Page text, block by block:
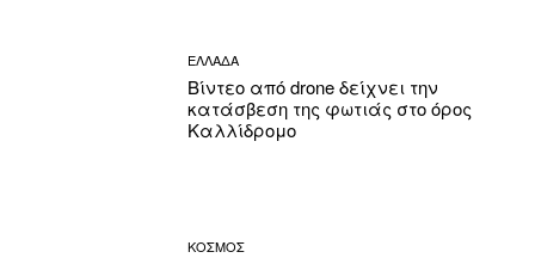
ΕΛΛΑΔΑ
Βίντεο από drone δείχνει την
κατάσβεση της φωτιάς στο όρος
Καλλίδρομο
ΚΟΣΜΟΣ